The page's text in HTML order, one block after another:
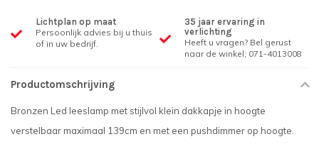
Lichtplan op maat
Persoonlijk advies bij u thuis
of in uw bedrijf.
35 jaar ervaring in
verlichting
Heeft u vragen? Bel gerust
naar de winkel; 071-4013008
Productomschrijving
Bronzen Led leeslamp met stijlvol klein dakkapje in hoogte
verstelbaar maximaal 139cm en met een pushdimmer op hoogte.